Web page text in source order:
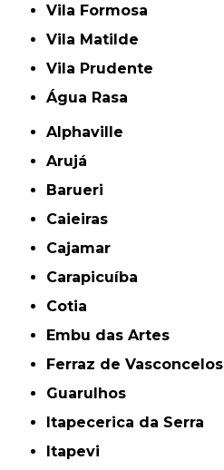
Vila Formosa
Vila Matilde
Vila Prudente
Água Rasa
Alphaville
Arujá
Barueri
Caieiras
Cajamar
Carapicuíba
Cotia
Embu das Artes
Ferraz de Vasconcelos
Guarulhos
Itapecerica da Serra
Itapevi